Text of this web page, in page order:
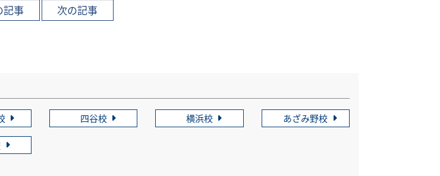
四谷校 横浜校 あざみ野校